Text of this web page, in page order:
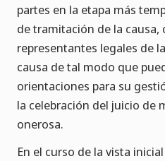
partes en la etapa más
de tramitación de la causa,
representantes legales de
causa de tal modo que
orientaciones para su
la celebración del juicio de
onerosa.
En el curso de la vista